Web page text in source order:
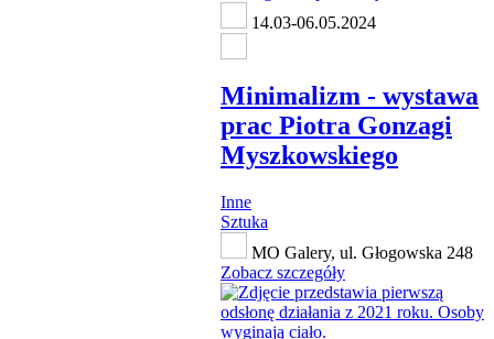
14.03-06.05.2024
Minimalizm - wystawa
prac Piotra Gonzagi
Myszkowskiego
Inne
Sztuka
MO Galery, ul. Głogowska 248
Zobacz szczegóły